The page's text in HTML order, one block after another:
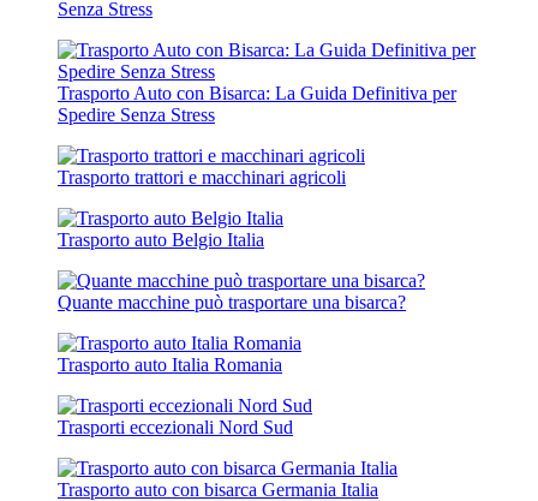
Senza Stress
Trasporto Auto con Bisarca: La Guida Definitiva per
Spedire Senza Stress
Trasporto trattori e macchinari agricoli
Trasporto auto Belgio Italia
Quante macchine può trasportare una bisarca?
Trasporto auto Italia Romania
Trasporti eccezionali Nord Sud
Trasporto auto con bisarca Germania Italia